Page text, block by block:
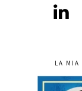
LA MIA